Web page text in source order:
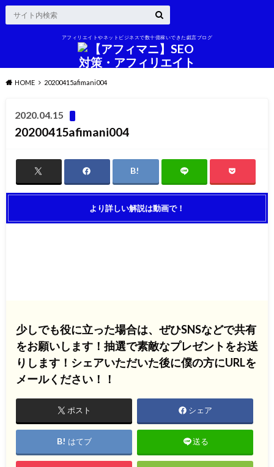
アフィリエイトやネットビジネスで数十億稼いできた戯言ブログ
HOME 20200415afimani004
2020.04.15
20200415afimani004
より詳しい解説は動画で！
少しでも役に立った場合は、ぜひSNSなどで共有
をお願いします！抽選で素敵なプレゼントをお送
りします！シェアいただいた後に僕の方にURLを
メールください！！
ポスト シェア
はてブ 送る